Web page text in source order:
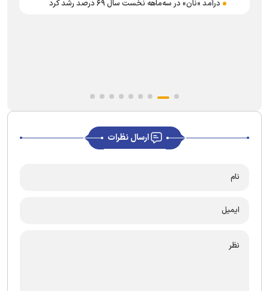
درآمد «نان» در سه‌ماهه نخست سال ۶۹ درصد رشد کرد
ارسال نظرات